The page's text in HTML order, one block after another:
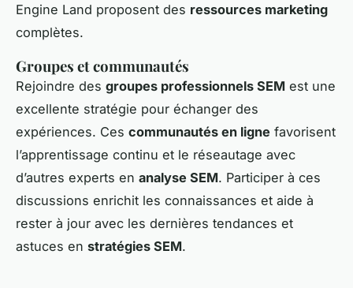
Engine Land proposent des ressources marketing
complètes.
Groupes et communautés
Rejoindre des groupes professionnels SEM est une
excellente stratégie pour échanger des
expériences. Ces communautés en ligne favorisent
l’apprentissage continu et le réseautage avec
d’autres experts en analyse SEM. Participer à ces
discussions enrichit les connaissances et aide à
rester à jour avec les dernières tendances et
astuces en stratégies SEM.